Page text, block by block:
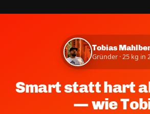
Tobias
Gründer · 25 kg in
Smart statt hart
— wie